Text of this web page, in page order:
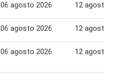
06 agosto 2026 12 agosto
06 agosto 2026 12 agosto
06 agosto 2026 12 agosto